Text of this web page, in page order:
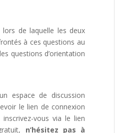
lors de laquelle les deux
à ces questions au
questions d’orientation
espace de discussion
le lien de connexion
vous via le lien
n’hésitez pas à